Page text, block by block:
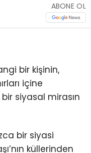
ABONE OL
bir kişinin,
içine
siyasal mirasın
bir siyasi
küllerinden